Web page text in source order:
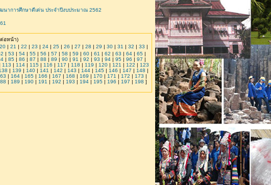
าการศึกษาดีเด่น ประจำปีงบประมาณ 2562
ต่อหน้า)
20| 21 | 22 | 23 | 24| 25| 26 | 27 | 28 | 29 | 30| 31 | 32 | 33 |
| 53 | 54 | 55 | 56 | 57 | 58 | 59 | 60 | 61 | 62 | 63 | 64 | 65 |
| 85 | 86 | 87 | 88 | 89 | 90 | 91 | 92 | 93 | 94 | 95 | 96 | 97 |
113 | 114 | 115 | 116 | 117 | 118 | 119 | 120 | 121 | 122 | 123
| 139 | 140| 141 | 142 | 143 | 144| 145| 146 | 147 | 148 |
| 164| 165| 166 | 167 | 168 | 169 | 170| 171 | 172 | 173 |
| 189 | 190| 191 | 192 | 193 | 194| 195| 196 | 197 | 198 ]